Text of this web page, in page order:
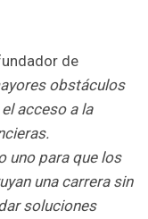
de
obstáculos
acceso a la
uno para que los
una carrera sin
soluciones